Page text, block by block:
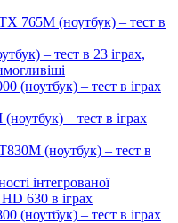
765M (ноутбук) – тест в
– тест в 23 іграх,
(ноутбук) – тест в іграх
– тест в іграх
(ноутбук) – тест в
інтегрованої
630 в іграх
(ноутбук) – тест в іграх